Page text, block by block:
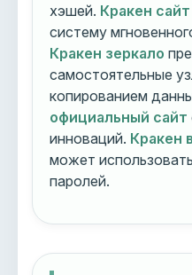
хэшей. Кракен сайт
систему
Кракен зеркало
самостоятельные
копированием
официальный сайт
инноваций. Кракен
может
паролей.